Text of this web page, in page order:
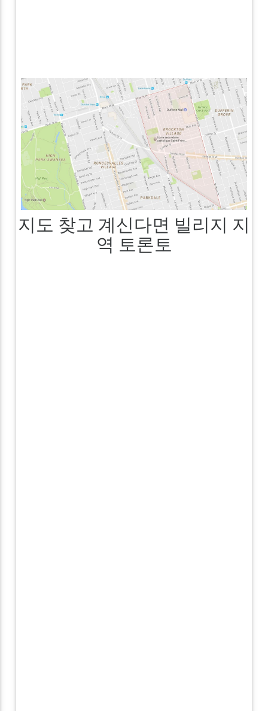
지도 찾고 계신다면 빌리지 지
역 토론토